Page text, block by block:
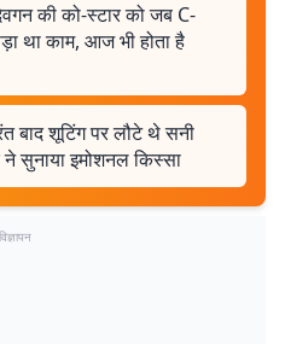
की को-स्टार को जब C-
था काम, आज भी होता है
बाद शूटिंग पर लौटे थे सनी
सुनाया इमोशनल किस्सा
विज्ञापन